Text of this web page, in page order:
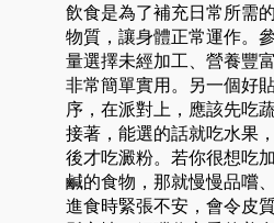
飲食是為了補充日常所需
物質，讓身體正常運作。
量選擇未經加工、營養豐
非常簡單實用。另一個好
序，在派對上，應該先吃
接著，能選的話就吃水果
後才吃澱粉。若你很想吃
鹹的食物，那就慢慢品嚐
進食時緊張不安，會令皮